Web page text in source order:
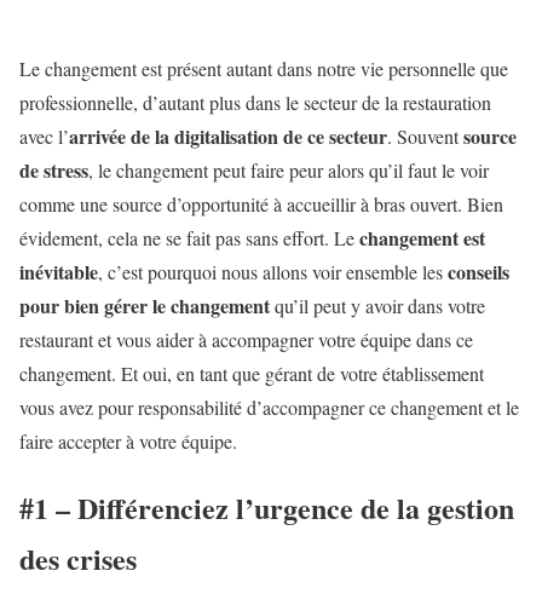
Le changement est présent autant dans notre vie personnelle que
professionnelle, d’autant plus dans le secteur de la restauration
avec l’arrivée de la digitalisation de ce secteur. Souventsource
de stress, le changement peut faire peur alors qu’il faut le voir
comme une source d’opportunité à accueillir à bras ouvert. Bien
évidement, cela ne se fait pas sans effort. Lechangement est
inévitable, c’est pourquoi nous allons voir ensemble lesconseils
pour bien gérer le changementqu’il peut y avoir dans votre
restaurant et vous aider à accompagner votre équipe dans ce
changement. Et oui, en tant que gérant de votre établissement
vous avez pour responsabilité d’accompagner ce changement et le
faire accepter à votre équipe.
#1 – Différenciez l’urgence de la gestion
des crises